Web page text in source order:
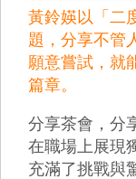
黃鈴媖以「二
題，分享不管
願意嘗試，就
篇章。
分享茶會，分
在職場上展現
充滿了挑戰與